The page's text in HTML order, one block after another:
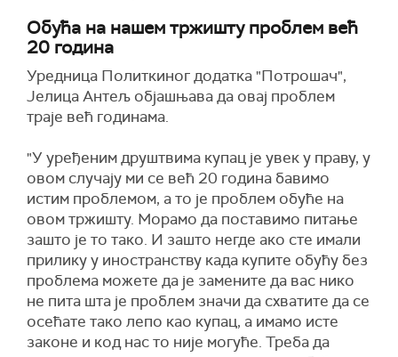
Обућа на нашем тржишту проблем већ
20 година
Уредница Политкиног додатка "Потрошач",
Јелица Антељ објашњава да овај проблем
траје већ годинама.
"У уређеним друштвима купац је увек у праву, у
овом случају ми се већ 20 година бавимо
истим проблемом, а то је проблем обуће на
овом тржишту. Морамо да поставимо питање
зашто је то тако. И зашто негде ако сте имали
прилику у иностранству када купите обућу без
проблема можете да је замените да вас нико
не пита шта је проблем значи да схватите да се
осећате тако лепо као купац, а имамо исте
законе и код нас то није могуће. Треба да